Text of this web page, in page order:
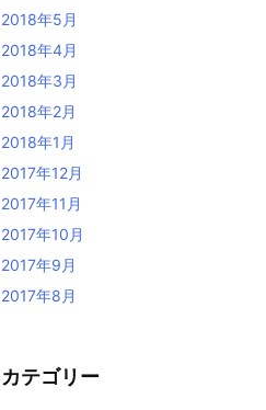
2018年5月
2018年4月
2018年3月
2018年2月
2018年1月
2017年12月
2017年11月
2017年10月
2017年9月
2017年8月
カテゴリー